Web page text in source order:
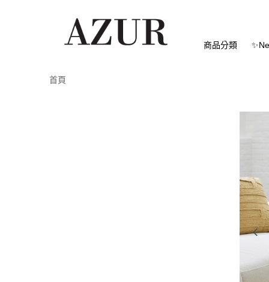
商品分類
首頁